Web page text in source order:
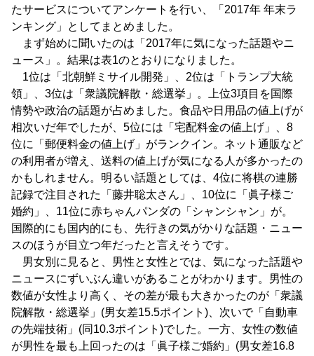
たサービスについてアンケートを行い、「2017年 年末ラ
ンキング」としてまとめました。
まず始めに聞いたのは「2017年に気になった話題やニ
ュース」。結果は表1のとおりになりました。
1位は「北朝鮮ミサイル開発」、2位は「トランプ大統
領」、3位は「衆議院解散・総選挙」。上位3項目を国際
情勢や政治の話題が占めました。食品や日用品の値上げが
相次いだ年でしたが、5位には「宅配料金の値上げ」、8
位に「郵便料金の値上げ」がランクイン。ネット通販など
の利用者が増え、送料の値上げが気になる人が多かったの
かもしれません。明るい話題としては、4位に将棋の連勝
記録で注目された「藤井聡太さん」、10位に「眞子様ご
婚約」、11位に赤ちゃんパンダの「シャンシャン」が。
国際的にも国内的にも、先行きの気がかりな話題・ニュー
スのほうが目立つ年だったと言えそうです。
男女別に見ると、男性と女性とでは、気になった話題や
ニュースにずいぶん違いがあることがわかります。男性の
数値が女性より高く、その差が最も大きかったのが「衆議
院解散・総選挙」(男女差15.5ポイント)、次いで「自動車
の先端技術」(同10.3ポイント)でした。一方、女性の数値
が男性を最も上回ったのは「眞子様ご婚約」(男女差16.8